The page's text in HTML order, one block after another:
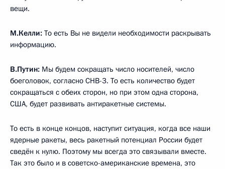
вещи.
М.Келли: То есть Вы не видели необходимости раскрывать
информацию.
В.Путин: Мы будем сокращать число носителей, число
боеголовок, согласно СНВ-3. То есть количество будет
сокращаться с обеих сторон, но при этом одна сторона,
США, будет развивать антиракетные системы.
То есть в конце концов, наступит ситуация, когда все наши
ядерные ракеты, весь ракетный потенциал России будет
сведён к нулю. Поэтому мы всегда это связывали вместе.
Так это было и в советско-американские времена, это